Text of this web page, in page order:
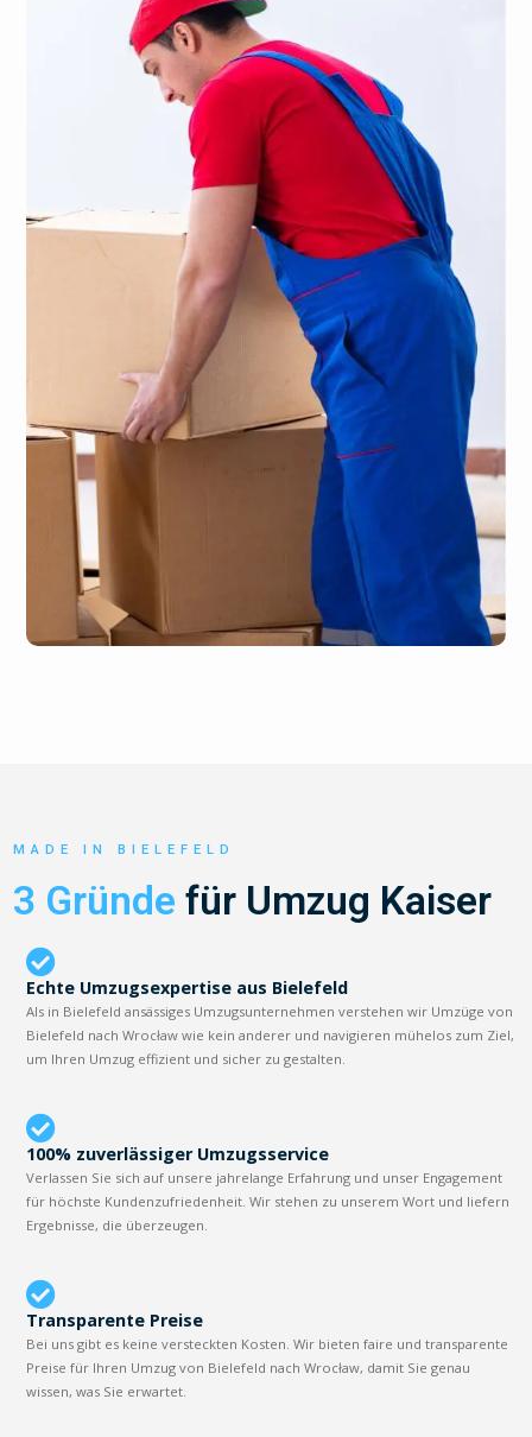
MADE IN BIELEFELD
3 Gründe für Umzug Kaiser
Echte Umzugsexpertise aus Bielefeld
Als in Bielefeld ansässiges Umzugsunternehmen verstehen wir Umzüge von
Bielefeld nach Wrocław wie kein anderer und navigieren mühelos zum Ziel,
um Ihren Umzug effizient und sicher zu gestalten.
100% zuverlässiger Umzugsservice
Verlassen Sie sich auf unsere jahrelange Erfahrung und unser Engagement
für höchste Kundenzufriedenheit. Wir stehen zu unserem Wort und liefern
Ergebnisse, die überzeugen.
Transparente Preise
Bei uns gibt es keine versteckten Kosten. Wir bieten faire und transparente
Preise für Ihren Umzug von Bielefeld nach Wrocław, damit Sie genau
wissen, was Sie erwartet.